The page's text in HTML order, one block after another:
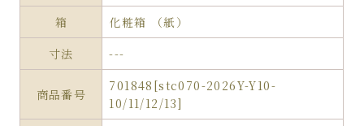
箱
化粧箱 （紙）
寸法
---
商品番号
701848[stc070-2026Y-Y10-
10/11/12/13]